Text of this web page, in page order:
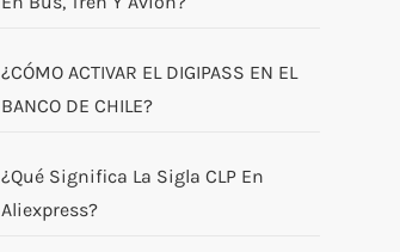
¿CÓMO ACTIVAR EL DIGIPASS EN EL
BANCO DE CHILE?
¿Qué Significa La Sigla CLP En
Aliexpress?